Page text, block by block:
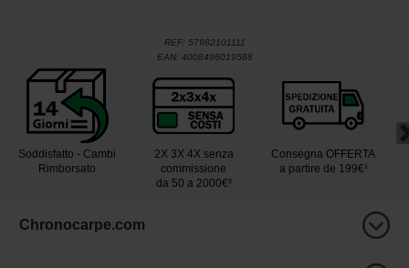
REF: 57982101111
EAN: 4008496019588
Soddisfatto - Cambi
Rimborsato
2X 3X 4X senza
commissione
da 50 a 2000€²
Consegna OFFERTA
a partire de 199€¹
Chronocarpe.com